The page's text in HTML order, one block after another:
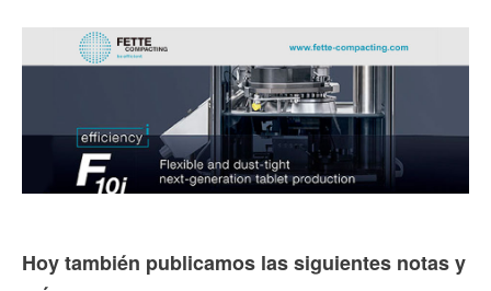
Hoy también publicamos las siguientes notas y